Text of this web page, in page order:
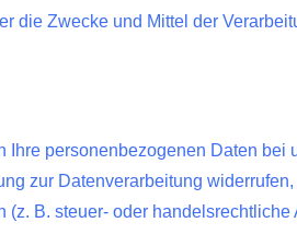
die Zwecke und Mittel der
personenbezogenen Daten bei
zur Datenverarbeitung
B. steuer- oder handelsrechtliche